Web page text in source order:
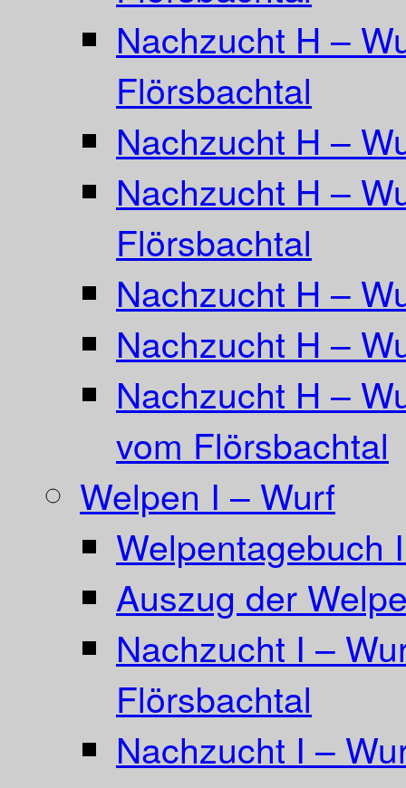
Nachzucht H –
Flörsbachtal
Nachzucht H –
Nachzucht H –
Flörsbachtal
Nachzucht H –
Nachzucht H –
Nachzucht H –
vom Flörsbachtal
Welpen I – Wurf
Welpentagebuch
Auszug der
Nachzucht I –
Flörsbachtal
Nachzucht I –